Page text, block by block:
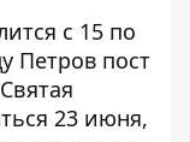
с 15 по
Петров пост
23 июня,